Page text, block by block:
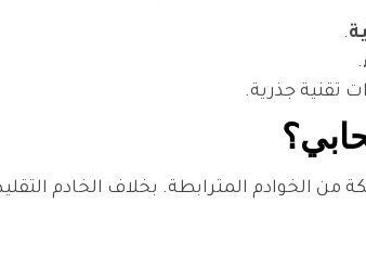
.
.
تقنية جذرية.
الخوادم المترابطة. بخلاف الخادم